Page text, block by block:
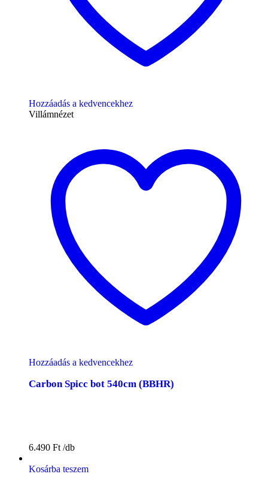
Hozzáadás a kedvencekhez
Villámnézet
Hozzáadás a kedvencekhez
Carbon Spicc bot 540cm (BBHR)
6.490 Ft
Kosárba teszem